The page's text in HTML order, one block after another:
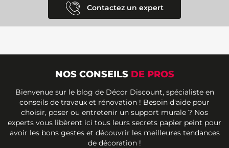
Contactez un expert
NOS CONSEILS DE PROS
Bienvenue sur le blog de Décor Discount, spécialiste en
conseils de travaux et rénovation ! Besoin d'aide pour
choisir, poser ou entretenir un support murale ? Nos
experts vous libèrent ici tous leurs secrets papier peint pour
avoir les bons gestes et découvrir les meilleures tendances
de décoration !